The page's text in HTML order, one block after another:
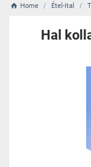
Home Étel-Ital
Hal